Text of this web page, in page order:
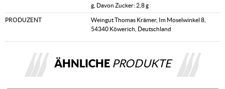
g, Davon Zucker: 2,8 g
PRODUZENT
Weingut Thomas Krämer, Im Moselwinkel 8,
54340 Köwerich, Deutschland
ÄHNLICHE PRODUKTE